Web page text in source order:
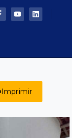
Imprimir